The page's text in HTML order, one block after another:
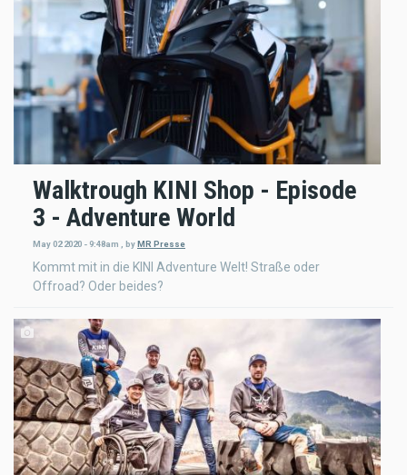
Walktrough KINI Shop - Episode
3 - Adventure World
May 02 2020 - 9:48am byMR Presse
Kommt mit in die KINI Adventure Welt! Straße oder
Offroad? Oder beides?